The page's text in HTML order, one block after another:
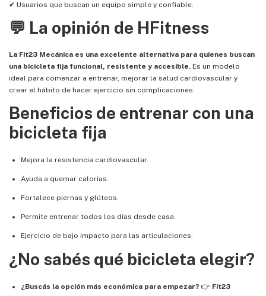
✔ Usuarios que buscan un equipo simple y confiable.
💬 La opinión de HFitness
La Fit23 Mecánica es una excelente alternativa para quienes buscan
una bicicleta fija funcional, resistente y accesible. Es un modelo
ideal para comenzar a entrenar, mejorar la salud cardiovascular y
crear el hábito de hacer ejercicio sin complicaciones.
Beneficios de entrenar con una
bicicleta fija
Mejora la resistencia cardiovascular.
Ayuda a quemar calorías.
Fortalece piernas y glúteos.
Permite entrenar todos los días desde casa.
Ejercicio de bajo impacto para las articulaciones.
¿No sabés qué bicicleta elegir?
¿Buscás la opción más económica para empezar? 👉 Fit23